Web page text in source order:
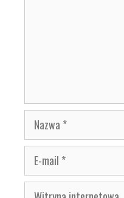
Nazwa
E-
mail
Witryna